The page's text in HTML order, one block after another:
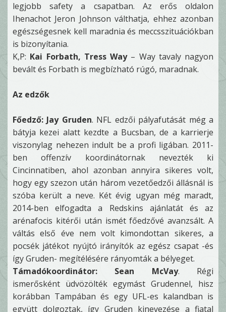
legjobb safety a csapatban. Az erős oldalon
Ihenachot Jeron Johnson válthatja, ehhez azonban
egészségesnek kell maradnia és meccsszituációkban
is bizonyítania.
K,P: Kai Forbath, Tress Way– Way tavaly nagyon
bevált és Forbath is megbízható rúgó, maradnak.
Az edzők
Főedző: Jay Gruden. NFL edzői pályafutását még a
bátyja kezei alatt kezdte a Bucsban, de a karrierje
viszonylag nehezen indult be a profi ligában. 2011-
ben offenzív koordinátornak nevezték ki
Cincinnatiben, ahol azonban annyira sikeres volt,
hogy egy szezon után három vezetőedzői állásnál is
szóba került a neve. Két évig ugyan még maradt,
2014-ben elfogadta a Redskins ajánlatát és az
arénafocis kitérői után ismét főedzővé avanzsált. A
váltás első éve nem volt kimondottan sikeres, a
pocsék játékot nyújtó irányítók az egész csapat -és
így Gruden- megítélésére rányomták a bélyeget.
Támadókoordinátor: Sean McVay. Régi
ismerősként üdvözölték egymást Grudennel, hisz
korábban Tampában és egy UFL-es kalandban is
együtt dolgoztak, így Gruden kinevezése a fiatal